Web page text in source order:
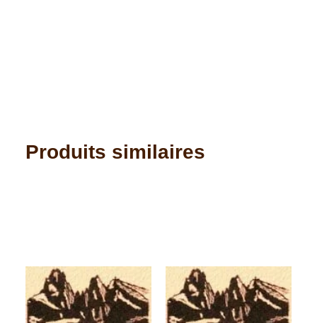
Produits similaires